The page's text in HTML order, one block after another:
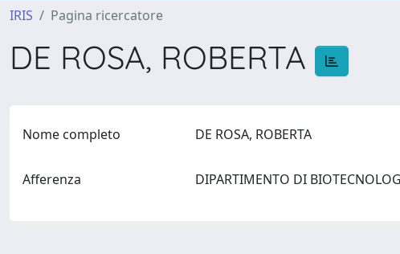
IRIS Pagina ricercatore
DE ROSA, ROBERTA
Nome completo DE ROSA, ROBERTA
Afferenza DIPARTIMENTO DI